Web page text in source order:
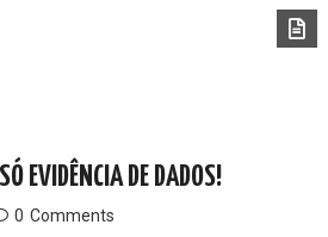
EVIDÊNCIA DE DADOS!
0 Comments